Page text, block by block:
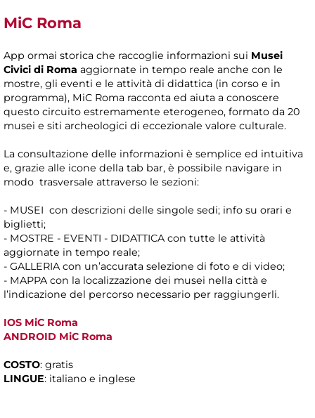
MiC Roma
App ormai storica che raccoglie informazioni sui Musei
Civici di Roma aggiornate in tempo reale anche con le
mostre, gli eventi e le attività di didattica (in corso e in
programma), MiC Roma racconta ed aiuta a conoscere
questo circuito estremamente eterogeneo, formato da 20
musei e siti archeologici di eccezionale valore culturale.
La consultazione delle informazioni è semplice ed intuitiva
e, grazie alle icone della tab bar, è possibile navigare in
modo trasversale attraverso le sezioni:
- MUSEI con descrizioni delle singole sedi; info su orari e
biglietti;
- MOSTRE - EVENTI - DIDATTICA con tutte le attività
aggiornate in tempo reale;
- GALLERIA con un’accurata selezione di foto e di video;
- MAPPA con la localizzazione dei musei nella città e
l’indicazione del percorso necessario per raggiungerli.
IOS MiC Roma
ANDROID MiC Roma
COSTO: gratis
LINGUE: italiano e inglese